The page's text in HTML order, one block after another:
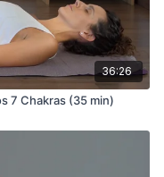
36:26
7 Chakras (35 min)